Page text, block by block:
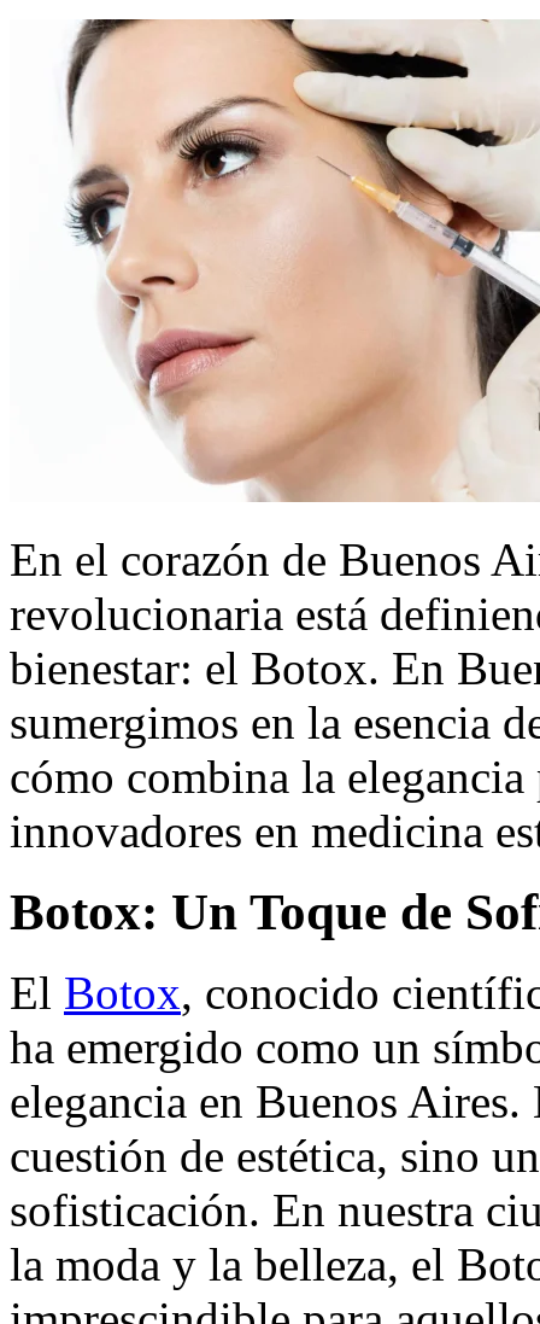
En el corazón de Buenos
revolucionaria está
bienestar: el Botox. En
sumergimos en la esencia
cómo combina la elegancia
innovadores en medicina
Botox: Un Toque de
El Botox, conocido
ha emergido como un
elegancia en Buenos
cuestión de estética, sino
sofisticación. En nuestra
la moda y la belleza, el